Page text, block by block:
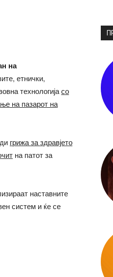
на
етнички,
технологијасо
на пазарот на
грижа за здравјето
на патот за
наставните
систем и ќе се